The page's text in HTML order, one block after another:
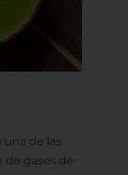
de las
de gases de